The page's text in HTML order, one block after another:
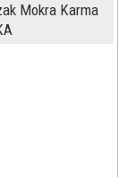
Mokra Karma